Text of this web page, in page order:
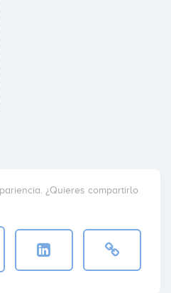
¿Quieres compartirlo